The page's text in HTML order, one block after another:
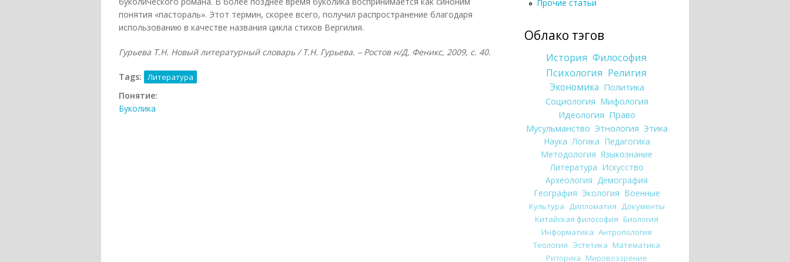
понятия «пастораль». Этот термин, скорее всего, получил распространение благодаря
использованию в качестве названия цикла стихов Вергилия.
Гурьева Т.Н. Новый литературный словарь / Т.Н. Гурьева. – Ростов н/Д, Феникс, 2009, с. 40.
Tags: Литература
Понятие:
Буколика
Прочие статьи
Облако тэгов
История Философия
Психология Религия
Экономика Политика
Социология Мифология
Идеология Право
Мусульманство Этнология Этика
Наука Логика Педагогика
Методология Языкознание
Литература Искусство
Археология Демография
География Экология Военные
Культура Дипломатия Документы
Китайская философия Биология
Информатика Антропология
Теология Эстетика Математика
Риторика Мировоззрение